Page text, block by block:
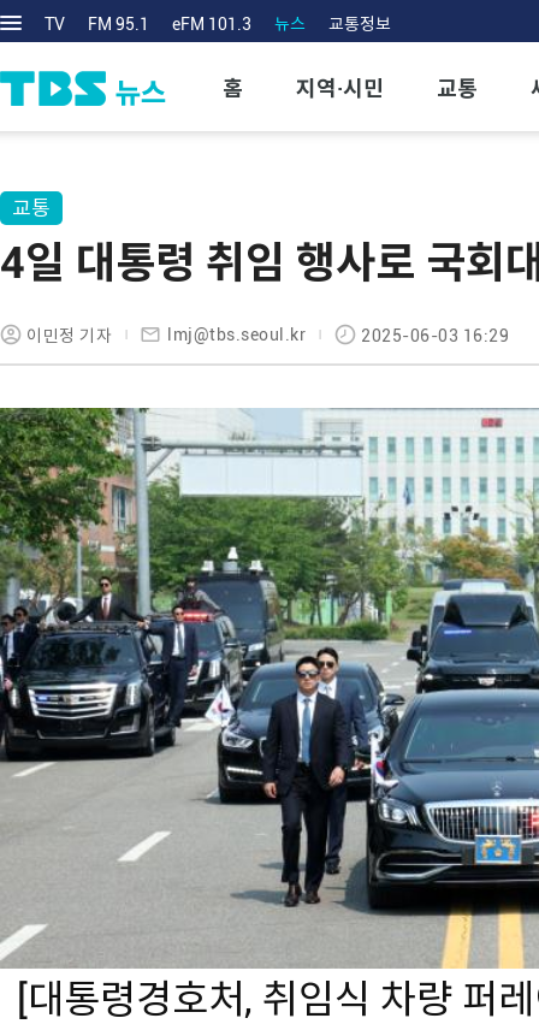
TV FM 95.1 eFM 101.3 뉴스 교통정보
홈 지역·시민 교통
교통
4일 대통령 취임 행사로 국회
이민정 기자 lmj@tbs.seoul.kr 2025-06-03 16:29
[대통령경호처, 취임식 차량 퍼